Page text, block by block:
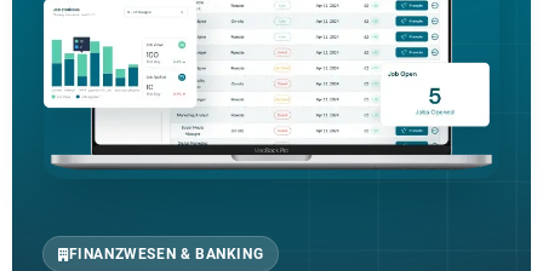
FINANZWESEN & BANKING